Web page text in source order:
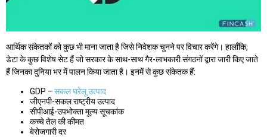
आर्थिक संकेतकों को कुछ भी माना जाता है जिसे निवेशक चुनने पर विचार करेंगे। हालाँकि,
डेटा के कुछ विशेष सेट हैं जो सरकार के साथ-साथ गैर-लाभकारी संगठनों द्वारा जारी किए जाते
हैं जिनका दुनिया भर में पालन किया जाता है। इनमें से कुछ संकेतक हैं:
GDP –सकल घरेलू उत्पाद
जीएनपी-सकल राष्ट्रीय उत्पाद
सीपीआई-उपभोक्ता मूल्य सूचकांक
कच्चे तेल की कीमत
बेरोजगारी दर